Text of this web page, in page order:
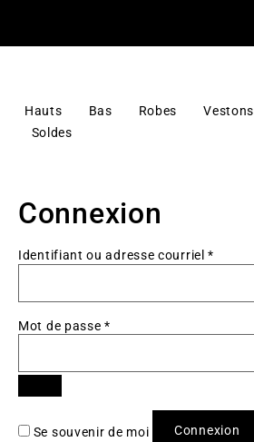
Hauts Bas Robes Vestons
Soldes
Connexion
Identifiant ou adresse courriel*
Mot de passe*
Se souvenir de moi Connexion